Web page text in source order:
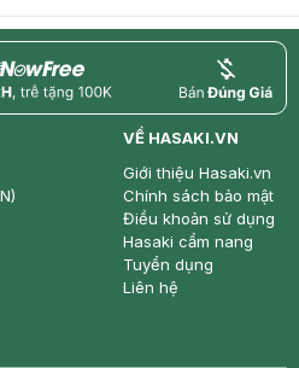
price
VỀ HASAKI.VN
Giới thiệu Hasaki.vn
Chính sách bảo mật
Điều khoản sử dụng
Hasaki cẩm nang
Tuyển dụng
Liên hệ